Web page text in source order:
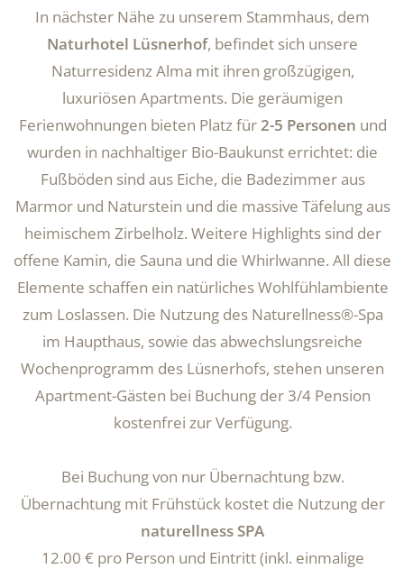
In nächster Nähe zu unserem Stammhaus, dem
Naturhotel Lüsnerhof, befindet sich unsere
Naturresidenz Alma mit ihren großzügigen,
luxuriösen Apartments. Die geräumigen
Ferienwohnungen bieten Platz für2-5 Personen und
wurden in nachhaltiger Bio-Baukunst errichtet: die
Fußböden sind aus Eiche, die Badezimmer aus
Marmor und Naturstein und die massive Täfelung aus
heimischem Zirbelholz. Weitere Highlights sind der
offene Kamin, die Sauna und die Whirlwanne. All diese
Elemente schaffen ein natürliches Wohlfühlambiente
zum Loslassen. Die Nutzung des Naturellness®-Spa
im Haupthaus, sowie das abwechslungsreiche
Wochenprogramm des Lüsnerhofs, stehen unseren
Apartment-Gästen bei Buchung der 3/4 Pension
kostenfrei zur Verfügung.
Bei Buchung von nur Übernachtung bzw.
Übernachtung mit Frühstück kostet die Nutzung der
naturellness SPA
12.00 € pro Person und Eintritt (inkl. einmalige